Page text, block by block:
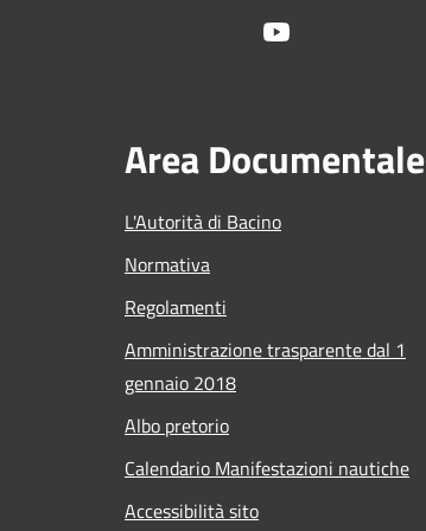
Area Documentale
L'Autorità di Bacino
Normativa
Regolamenti
Amministrazione trasparente dal 1
gennaio 2018
Albo pretorio
Calendario Manifestazioni nautiche
Accessibilità sito